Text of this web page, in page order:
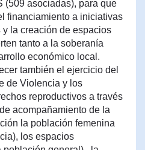
(509 asociadas), para que
financiamiento a iniciativas
la creación de espacios
tanto a la soberanía
económico local.
también el ejercicio del
de Violencia y los
reproductivos a través
acompañamiento de la
la población femenina
los espacios